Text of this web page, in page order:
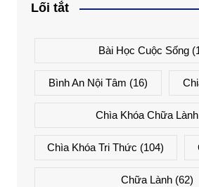
Lối tắt
Bài Học Cuộc Sống
Bình An Nội Tâm (16)
Chìa Khóa Chữa Lành
Chìa Khóa Tri Thức (104)
Chữa Lành (62)